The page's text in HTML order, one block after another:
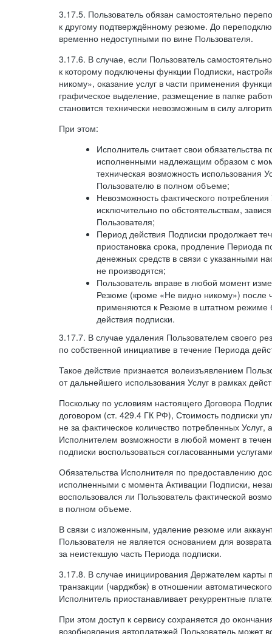
3.17.5. Пользователь обязан самостоятельно
к другому подтверждённому резюме. До
временно недоступными по вине Пользователя.
3.17.6. В случае, если Пользователь
к которому подключены функции Подписки,
никому», оказание услуг в части применения
графическое выделение, размещение в папке
становится технически невозможным в силу
При этом:
Исполнитель считает свои обязательства
исполненными надлежащим образом с
техническая возможность использования
Пользователю в полном объеме;
Невозможность фактического потребления
исключительно по обстоятельствам,
Пользователя;
Период действия Подписки продолжает
приостановка срока, продление Периода
денежных средств в связи с указанными
не производятся;
Пользователь вправе в любой момент
Резюме (кроме «Не видно никому») после
применяются к Резюме в штатном режиме
действия подписки.
3.17.7. В случае удаления Пользователем своего
по собственной инициативе в течение Периода
Такое действие признается волеизъявлением
от дальнейшего использования Услуг в рамках
Поскольку по условиям настоящего Договора
договором (ст. 429.4 ГК РФ), Стоимость подписки
не за фактическое количество потребленных Услуг,
Исполнителем возможности в любой момент в
подписки воспользоваться согласованными
Обязательства Исполнителя по предоставлению
исполненными с момента Активации Подписки,
воспользовался ли Пользователь фактической
в полном объеме.
В связи с изложенным, удаление резюме или
Пользователя не является основанием для
за неистекшую часть Периода подписки.
3.17.8. В случае инициирования Держателем карты
транзакции (чарджбэк) в отношении
Исполнитель приостанавливает рекуррентные
При этом доступ к сервису сохраняется до
возобновления автоплатежей Пользователь может